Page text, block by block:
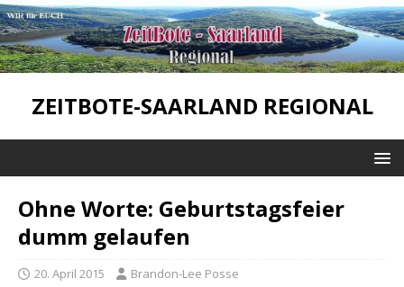
ZEITBOTE-SAARLAND REGIONAL
Ohne Worte: Geburtstagsfeier
dumm gelaufen
20. April 2015 Brandon-Lee Posse